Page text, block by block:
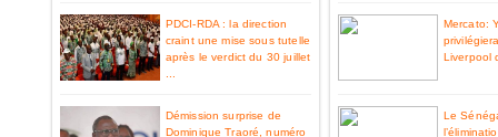
PDCI-RDA : la direction
craint une mise sous tutelle
après le verdict du 30 juillet
Démission surprise de
Dominique Traoré, numéro
Mercato:
Liverpool
Le